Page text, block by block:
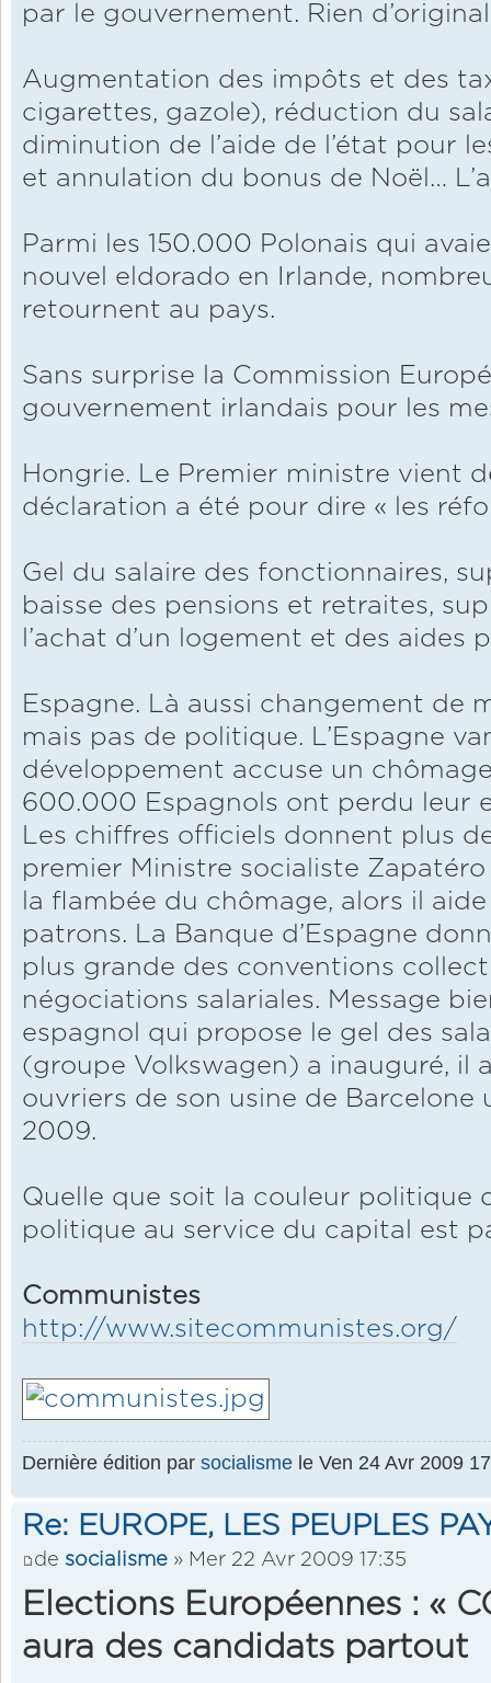
par le gouvernement. Rien
Augmentation des impôts et des
cigarettes, gazole), réduction du
diminution de l’aide de l’état pour
et annulation du bonus de Noël…
Parmi les 150.000 Polonais qui
nouvel eldorado en Irlande,
retournent au pays.
Sans surprise la Commission
gouvernement irlandais pour les
Hongrie. Le Premier ministre vient
déclaration a été pour dire « les
Gel du salaire des fonctionnaires,
baisse des pensions et retraites,
l’achat d’un logement et des aides
Espagne. Là aussi changement de
mais pas de politique. L’Espagne
développement accuse un
600.000 Espagnols ont perdu leur
Les chiffres officiels donnent plus
premier Ministre socialiste
la flambée du chômage, alors il
patrons. La Banque d’Espagne
plus grande des conventions
négociations salariales. Message
espagnol qui propose le gel des
(groupe Volkswagen) a inauguré, il
ouvriers de son usine de Barcelone
2009.
Quelle que soit la couleur politique
politique au service du capital est
Communistes
http://www.sitecommunistes.org/
Dernière édition par socialisme le Ven 24 Avr 2009
Re: EUROPE, LES PEUPLES
de socialisme » Mer 22 Avr 2009 17:35
Elections Européennes : «
aura des candidats partout